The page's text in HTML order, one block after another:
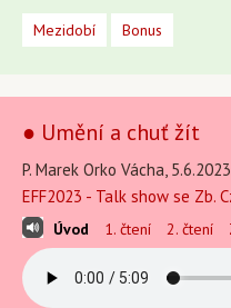
Mezidobí Bonus
● Umění a chuť žít
P. Marek Orko Vácha,
EFF2023 - Talk show se Zb.
Úvod 1. čtení 2. čtení